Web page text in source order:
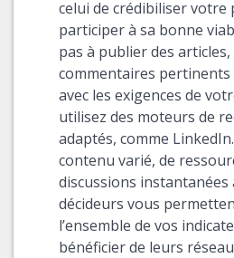
celui de crédibiliser votre
participer à sa bonne
pas à publier des articles,
commentaires pertinents
avec les exigences de
utilisez des moteurs de
adaptés, comme
contenu varié, de
discussions instantanées
décideurs vous
l’ensemble de vos
bénéficier de leurs